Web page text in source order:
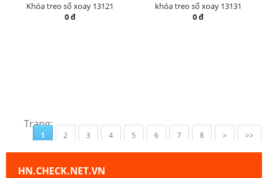
Khóa treo số xoay 13121
0 đ
khóa treo số xoay 13131
0 đ
Trang:
1 2 3 4 5 6 7 8 > >>
HN.CHECK.NET.VN